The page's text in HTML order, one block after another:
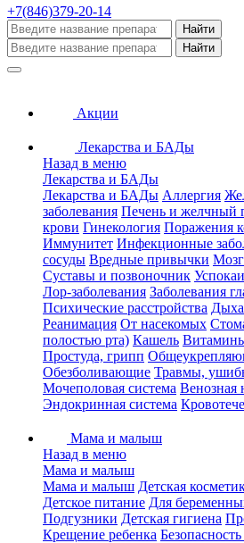
+7(846)379-20-14
Найти
Найти
Акции
Лекарства и БАДы
Назад в меню
Лекарства и БАДы
Лекарства и БАДы Аллергия
заболевания Печень и желчный
крови Гинекология Поражения
Иммунитет Инфекционные
сосуды Вредные привычки
Суставы и позвоночник
Лор-заболевания Заболевания
Психические расстройства
Реанимация От насекомых
полостью рта) Кашель
Простуда, грипп
Обезболивающие Травмы,
Мочеполовая система Венозная
Эндокринная система
Мама и малыш
Назад в меню
Мама и малыш
Мама и малыш Детская
Детское питание Для
Подгузники Детская гигиена
Крещение ребенка